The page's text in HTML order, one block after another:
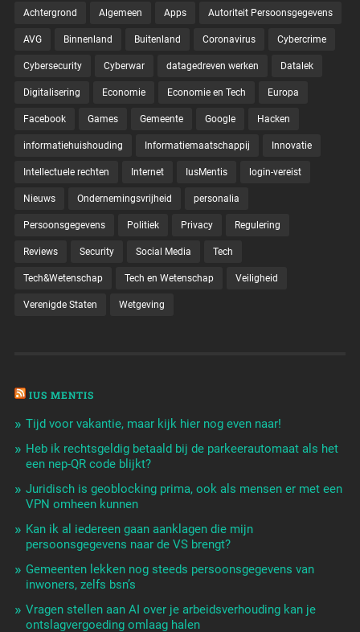
Achtergrond Algemeen Apps Autoriteit Persoonsgegevens
AVG Binnenland Buitenland Coronavirus Cybercrime
Cybersecurity Cyberwar datagedreven werken Datalek
Digitalisering Economie Economie en Tech Europa
Facebook Games Gemeente Google Hacken
informatiehuishouding Informatiemaatschappij Innovatie
Intellectuele rechten Internet IusMentis login-vereist
Nieuws Ondernemingsvrijheid personalia
Persoonsgegevens Politiek Privacy Regulering
Reviews Security Social Media Tech
Tech&Wetenschap Tech en Wetenschap Veiligheid
Verenigde Staten Wetgeving
IUS MENTIS
Tijd voor vakantie, maar kijk hier nog even naar!
Heb ik rechtsgeldig betaald bij de parkeerautomaat als het
een nep-QR code blijkt?
Juridisch is geoblocking prima, ook als mensen er met een
VPN omheen kunnen
Kan ik al iedereen gaan aanklagen die mijn
persoonsgegevens naar de VS brengt?
Gemeenten lekken nog steeds persoonsgegevens van
inwoners, zelfs bsn’s
Vragen stellen aan AI over je arbeidsverhouding kan je
ontslagvergoeding omlaag halen